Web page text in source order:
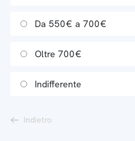
Da 550€ a 700€
Oltre 700€
Indifferente
Indietro